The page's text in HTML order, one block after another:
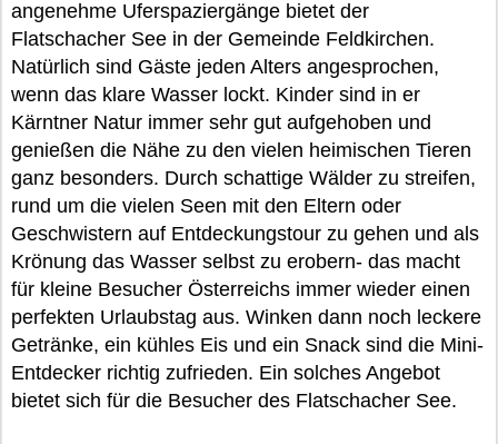
angenehme Uferspaziergänge bietet der
Flatschacher See in der Gemeinde Feldkirchen.
Natürlich sind Gäste jeden Alters angesprochen,
wenn das klare Wasser lockt. Kinder sind in er
Kärntner Natur immer sehr gut aufgehoben und
genießen die Nähe zu den vielen heimischen Tieren
ganz besonders. Durch schattige Wälder zu streifen,
rund um die vielen Seen mit den Eltern oder
Geschwistern auf Entdeckungstour zu gehen und als
Krönung das Wasser selbst zu erobern- das macht
für kleine Besucher Österreichs immer wieder einen
perfekten Urlaubstag aus. Winken dann noch leckere
Getränke, ein kühles Eis und ein Snack sind die Mini-
Entdecker richtig zufrieden. Ein solches Angebot
bietet sich für die Besucher des Flatschacher See.